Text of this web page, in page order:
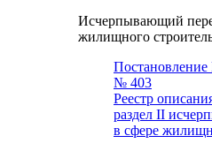
Исчерпывающий
жилищного
Постановление
№ 403
Реестр
раздел II
в сфере